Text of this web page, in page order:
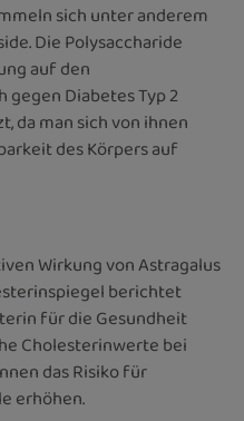
sich unter anderem
Die Polysaccharide
auf den
gegen Diabetes Typ 2
da man sich von ihnen
des Körpers auf
Wirkung von Astragalus
berichtet
für die Gesundheit
Cholesterinwerte bei
das Risiko für
erhöhen.